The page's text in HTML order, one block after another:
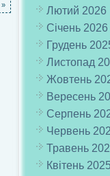
»
Лютий 2026
Січень 2026
Грудень
Листопад
Жовтень
Вересень
Серпень
Червень
Травень
Квітень 2025